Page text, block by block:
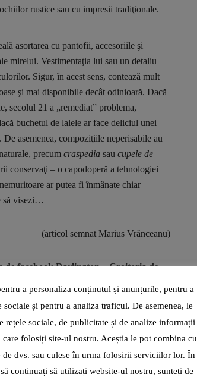
rustice sau cu impresii tradiţionale.
asortarea cu pantofii, accesoriile şi
mirelui. Vestimentaţia lui sau un detaliu
Sigur, în acest sens, contează mult
şi mai disponibile decât odinioară. Dacă
secolul 21 a „remediat” problema,
buchetul de lalele ar face deliciul unei
asemenea, compoziţiile neperisabile au
precum craspedia sau cupele de
conservaţi – o capodoperă a tehnologiei
ar putea fi înmânate chiar
să visezi…
(articol semnat Marius Vrânceanu)
de facebookDarlington – Croitoria de
a personaliza conținutul și anunțurile, pentru a
și pentru a analiza traficul. De asemenea, le
rețele sociale, de publicitate și de analize informații
folosiți site-ul nostru. Aceștia le pot combina cu
dvs. sau culese în urma folosirii serviciilor lor. În
continuați să utilizați website-ul nostru, sunteți de